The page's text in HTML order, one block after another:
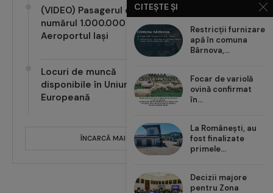
(VIDEO) Pasagerul cu
numărul 1.000.000 pe
Aeroportul Iași
Locuri de muncă
disponibile în Uniunea
Europeană
ÎNCARCĂ MAI MULTE POSTĂRI
CITEȘTE ȘI
Restricții furnizare
apă în comuna
Bârnova,...
Focar de variolă
ovină confirmat
în...
La Românești, au
fost finalizate
primele...
Decizii majore
pentru Zona